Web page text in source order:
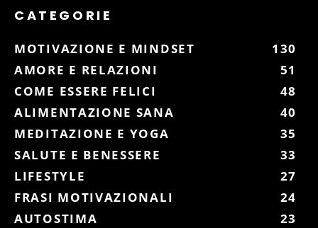
CATEGORIE
MOTIVAZIONE E MINDSET
130
AMORE E RELAZIONI
51
COME ESSERE FELICI
48
ALIMENTAZIONE SANA
40
MEDITAZIONE E YOGA
35
SALUTE E BENESSERE
33
LIFESTYLE
27
FRASI MOTIVAZIONALI
24
AUTOSTIMA
23